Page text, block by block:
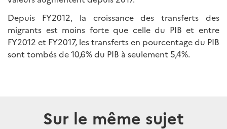
Depuis FY2012, la croissance des transferts des
migrants est moins forte que celle du PIB et entre
FY2012 et FY2017, les transferts en pourcentage du PIB
sont tombés de 10,6% du PIB à seulement 5,4%.
Sur le même sujet